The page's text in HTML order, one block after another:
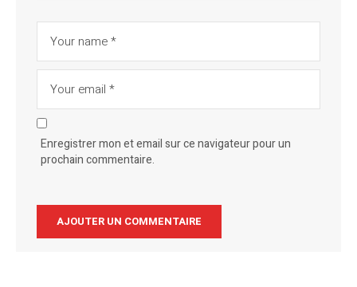
Enregistrer mon et email sur ce navigateur pour un
prochain commentaire.